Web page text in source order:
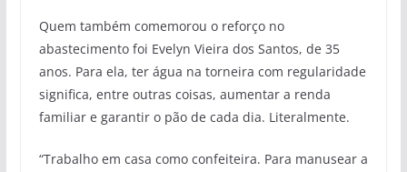
Quem também comemorou o reforço no
abastecimento foi Evelyn Vieira dos Santos, de 35
anos. Para ela, ter água na torneira com regularidade
significa, entre outras coisas, aumentar a renda
familiar e garantir o pão de cada dia. Literalmente.
“Trabalho em casa como confeiteira. Para manusear a